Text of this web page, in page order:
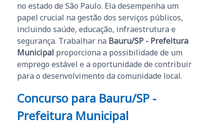
no estado de São Paulo. Ela desempenha um
papel crucial na gestão dos serviços públicos,
incluindo saúde, educação, infraestrutura e
segurança. Trabalhar na Bauru/SP - Prefeitura
Municipal proporciona a possibilidade de um
emprego estável e a oportunidade de contribuir
para o desenvolvimento da comunidade local.
Concurso para Bauru/SP -
Prefeitura Municipal